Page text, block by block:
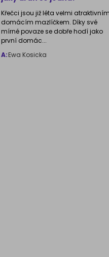
Křečci jsou již léta velmi
domácím mazlíčkem. Díky své
mírné povaze se dobře hodí jako
první domác...
A:Ewa Kosicka